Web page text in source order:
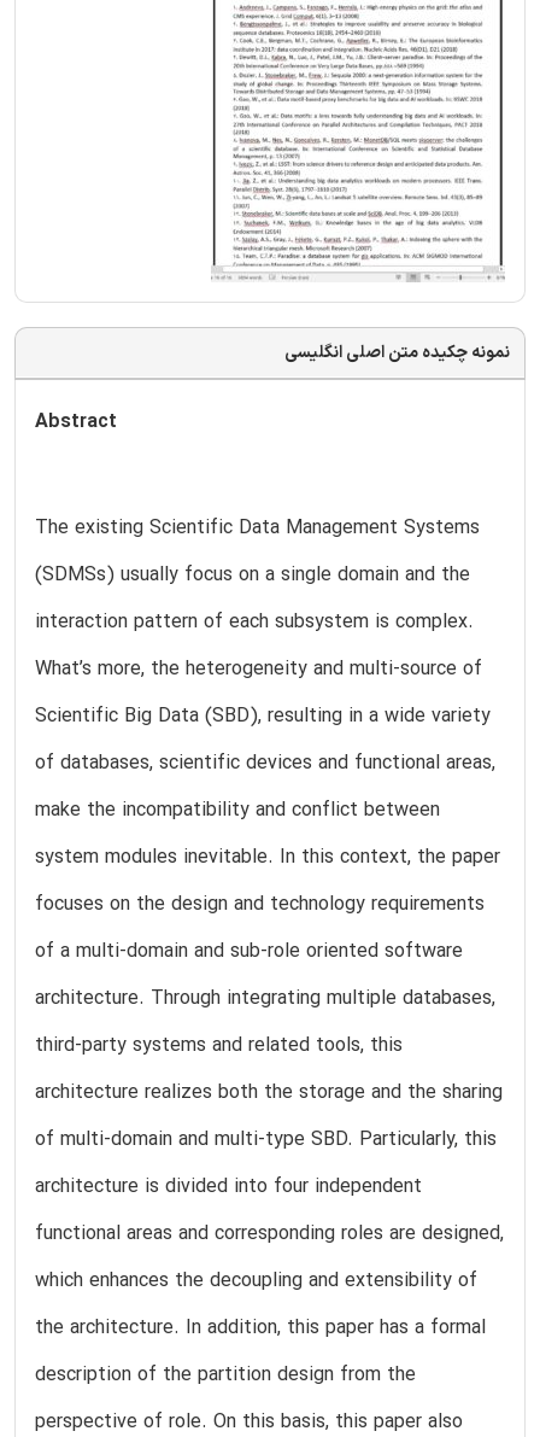
نمونه چکیده متن اصلی انگلیسی
Abstract
The existing Scientific Data Management Systems
(SDMSs) usually focus on a single domain and the
interaction pattern of each subsystem is complex.
What’s more, the heterogeneity and multi-source of
Scientific Big Data (SBD), resulting in a wide variety
of databases, scientific devices and functional areas,
make the incompatibility and conflict between
system modules inevitable. In this context, the paper
focuses on the design and technology requirements
of a multi-domain and sub-role oriented software
architecture. Through integrating multiple databases,
third-party systems and related tools, this
architecture realizes both the storage and the sharing
of multi-domain and multi-type SBD. Particularly, this
architecture is divided into four independent
functional areas and corresponding roles are designed,
which enhances the decoupling and extensibility of
the architecture. In addition, this paper has a formal
description of the partition design from the
perspective of role. On this basis, this paper also